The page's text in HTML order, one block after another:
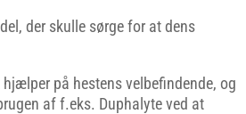
der skulle sørge for at dens
på hestens velbefindende, og
af f.eks. Duphalyte ved at